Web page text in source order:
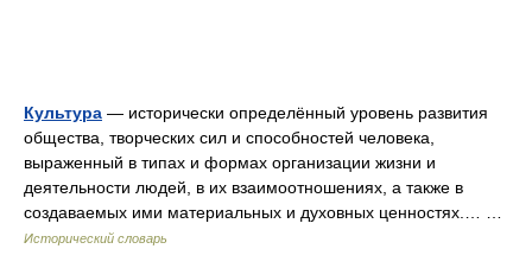
Культура — исторически определённый уровень развития
общества, творческих сил и способностей человека,
выраженный в типах и формах организации жизни и
деятельности людей, в их взаимоотношениях, а также в
создаваемых ими материальных и духовных ценностях.… …
Исторический словарь